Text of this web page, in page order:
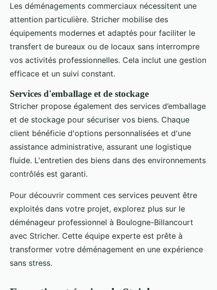
Les déménagements commerciaux nécessitent une
attention particulière. Stricher mobilise des
équipements modernes et adaptés pour faciliter le
transfert de bureaux ou de locaux sans interrompre
vos activités professionnelles. Cela inclut une gestion
efficace et un suivi constant.
Services d'emballage et de stockage
Stricher propose également des services d’emballage
et de stockage pour sécuriser vos biens. Chaque
client bénéficie d'options personnalisées et d'une
assistance administrative, assurant une logistique
fluide. L'entretien des biens dans des environnements
contrôlés est garanti.
Pour découvrir comment ces services peuvent être
exploités dans votre projet, explorez plus sur le
déménageur professionnel à Boulogne-Billancourt
avec Stricher. Cette équipe experte est prête à
transformer votre déménagement en une expérience
sans stress.